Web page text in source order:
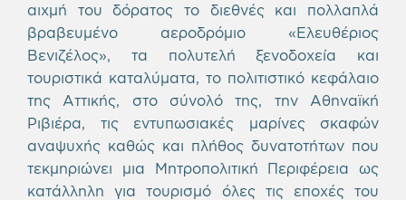
αιχμή του δόρατος το διεθνές και πολλαπλά
βραβευμένο αεροδρόμιο «Ελευθέριος
Βενιζέλος», τα πολυτελή ξενοδοχεία και
τουριστικά καταλύματα, το πολιτιστικό κεφάλαιο
της Αττικής, στο σύνολό της, την Αθηναϊκή
Ριβιέρα, τις εντυπωσιακές μαρίνες σκαφών
αναψυχής καθώς και πλήθος δυνατοτήτων που
τεκμηριώνει μια Μητροπολιτική Περιφέρεια ως
κατάλληλη για τουρισμό όλες τις εποχές του